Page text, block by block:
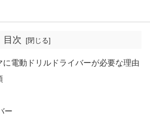
目次
電動ドリルドライバーが必要な理由
ー